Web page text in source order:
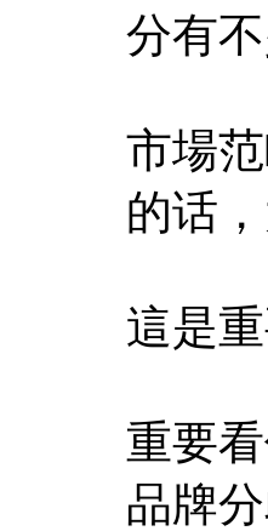
分有不
市場
的话
這是重
重要
品牌